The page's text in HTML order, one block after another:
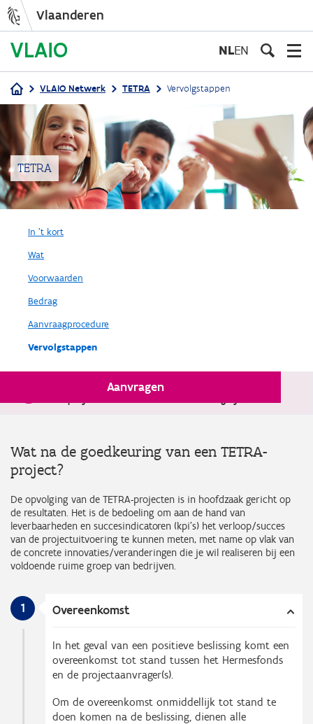
inhoud
Vlaanderen
NLEN
Kruimelpad
VLAIO Netwerk TETRA Vervolgstappen
TETRA
In 't kort
Wat
Voorwaarden
Bedrag
Aanvraagprocedure
Vervolgstappen
Aanvragen
Sinds 4 april is volgens het Vlaams defensieplan
Wat na de goedkeuring van een TETRA-
project?
De opvolging van de TETRA-projecten is in hoofdzaak gericht op
de resultaten. Het is de bedoeling om aan de hand van
leverbaarheden en succesindicatoren (kpi’s) het verloop/succes
van de projectuitvoering te kunnen meten, met name op vlak van
de concrete innovaties/veranderingen die je wil realiseren bij een
voldoende ruime groep van bedrijven.
1 Overeenkomst
In het geval van een positieve beslissing komt een
overeenkomst tot stand tussen het Hermesfonds
en de projectaanvrager(s).
Om de overeenkomst onmiddellijk tot stand te
doen komen na de beslissing, dienen alle